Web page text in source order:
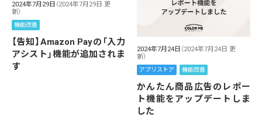
2024年7月29日 （2024年7月29日 更
新）
機能改善
【告知】Amazon Payの「入力
アシスト」機能が追加されま
す
2024年7月24日 （2024年7月24日 更
新）
アプリストア 機能改善
かんたん商品広告のレポー
ト機能をアップデートしま
した